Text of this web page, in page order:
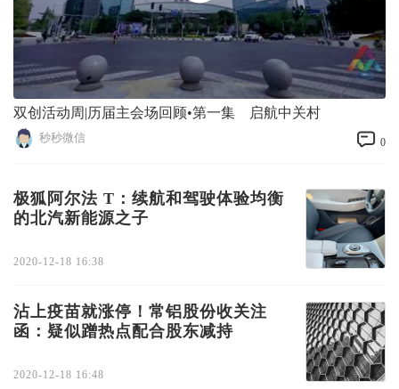
双创活动周|历届主会场回顾•第一集 启航中关村
秒秒微信 0
极狐阿尔法 T：续航和驾驶体验均衡
的北汽新能源之子
2020-12-18 16:38
沾上疫苗就涨停！常铝股份收关注
函：疑似蹭热点配合股东减持
2020-12-18 16:48